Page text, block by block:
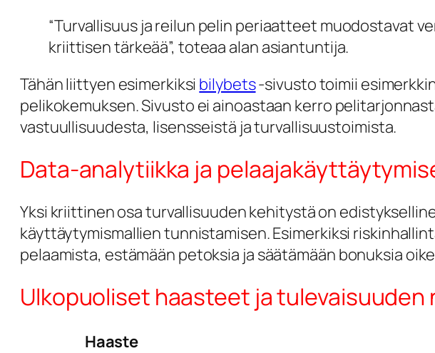
“Turvallisuus ja reilun pelin periaatteet muodostavat
kriittisen tärkeää”, toteaa alan asiantuntija.
Tähän liittyen esimerkiksi bilybets-sivusto toimii
pelikokemuksen. Sivusto ei ainoastaan kerro
vastuullisuudesta, lisensseistä ja turvallisuustoimista.
Data-analytiikka ja
Yksi kriittinen osa turvallisuuden kehitystä on
käyttäytymismallien tunnistamisen. Esimerkiksi
pelaamista, estämään petoksia ja säätämään bonuksia
Ulkopuoliset haasteet ja tulevaisuuden
Haaste